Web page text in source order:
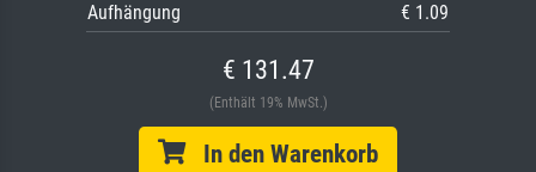
Aufhängung
€ 1.09
€ 131.47
(Enthält 19% MwSt.)
In den Warenkorb